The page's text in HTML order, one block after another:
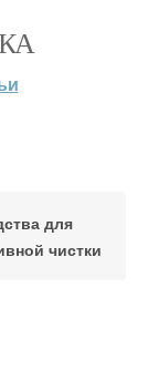
для
чистки